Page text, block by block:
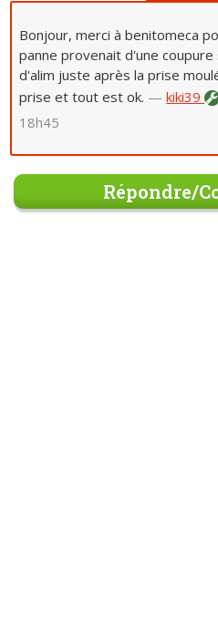
Bonjour, merci à benitomeca
panne provenait d'une coupure
d'alim juste après la prise
prise et tout est ok. —kiki39
18h45
Répondre/